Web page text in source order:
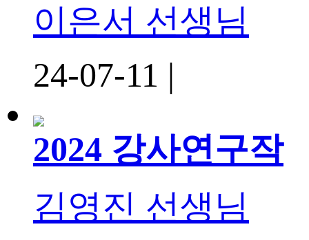
이은서 선생님
24-07-11 |
2024 강사연구작
김영진 선생님